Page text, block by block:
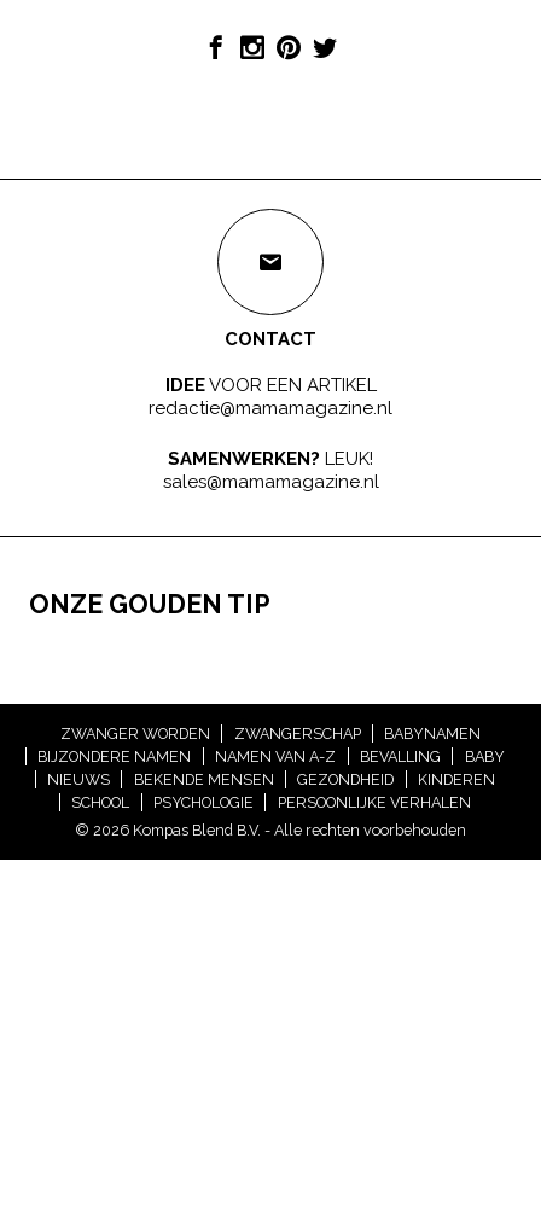
CONTACT
IDEEVOOR EEN ARTIKEL
redactie@mamamagazine.nl
SAMENWERKEN? LEUK!
sales@mamamagazine.nl
ONZE GOUDEN TIP
ZWANGER WORDEN ZWANGERSCHAP
BABYNAMEN
BIJZONDERE NAMEN
NAMEN VAN A-Z BEVALLING
BABY
NIEUWS
BEKENDE MENSEN GEZONDHEID
KINDEREN
SCHOOL
PSYCHOLOGIE
PERSOONLIJKE VERHALEN
© 2026 Kompas Blend B.V. - Alle rechten voorbehouden